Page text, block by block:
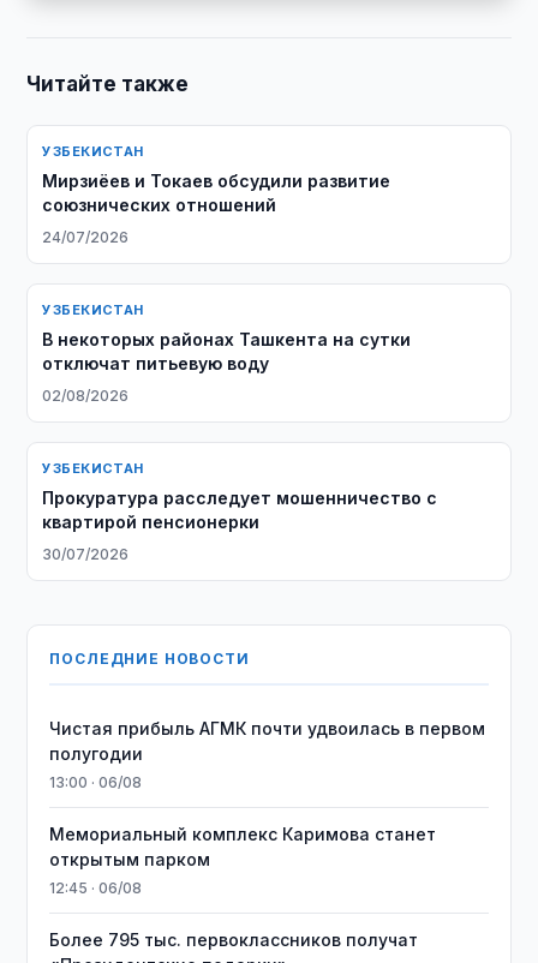
Читайте также
УЗБЕКИСТАН
Мирзиёев и Токаев обсудили развитие
союзнических отношений
24/07/2026
УЗБЕКИСТАН
В некоторых районах Ташкента на сутки
отключат питьевую воду
02/08/2026
УЗБЕКИСТАН
Прокуратура расследует мошенничество с
квартирой пенсионерки
30/07/2026
ПОСЛЕДНИЕ НОВОСТИ
Чистая прибыль АГМК почти удвоилась в первом
полугодии
13:00 · 06/08
Мемориальный комплекс Каримова станет
открытым парком
12:45 · 06/08
Более 795 тыс. первоклассников получат